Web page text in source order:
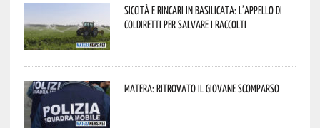
Siccità e rincari in Basilicata: l’appello di
Coldiretti per salvare i raccolti
Matera: ritrovato il giovane scomparso